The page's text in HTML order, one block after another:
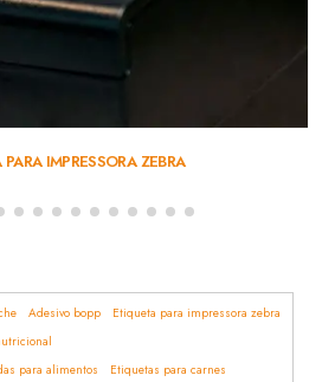
IMPRESSORA ZEBRA
Adesivo bopp
Etiqueta para impressora zebra
para alimentos
Etiquetas para carnes